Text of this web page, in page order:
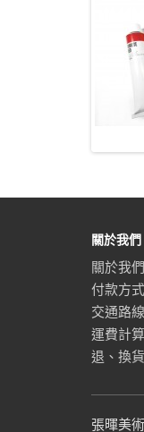
關於我們
關於我們
付款方式
交通路線
運費計算
退、換
張暉美